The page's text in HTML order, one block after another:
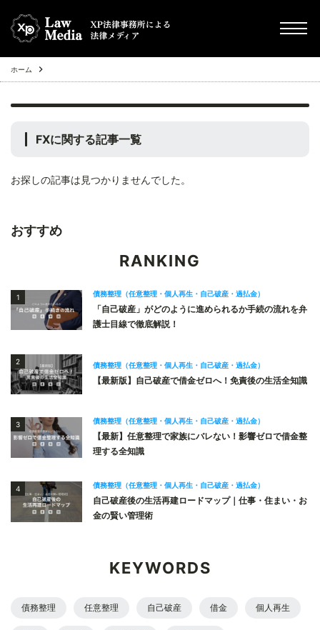
債務整理（任意整理・個人再生・自己破産・過払金）
ホーム
FXに関する記事一覧
お探しの記事は見つかりませんでした。
おすすめ
RANKING
1 債務整理（任意整理・個人再生・自己破産・過払金）
「自己破産」がどのように進められるか手続の流れを弁
護士目線で徹底解説！
2 債務整理（任意整理・個人再生・自己破産・過払金）
【最新版】自己破産で借金ゼロへ！免責後の生活全知識
3 債務整理（任意整理・個人再生・自己破産・過払金）
【最新】任意整理で家族にバレない！影響ゼロで借金整
理する全知識
4 債務整理（任意整理・個人再生・自己破産・過払金）
自己破産後の生活再建ロードマップ｜仕事・住まい・お
金の賢い管理術
KEYWORDS
債務整理 任意整理 自己破産 借金 個人再生